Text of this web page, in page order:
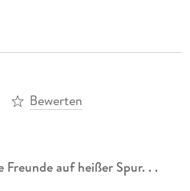
Bewerten
auf heißer Spur. . .